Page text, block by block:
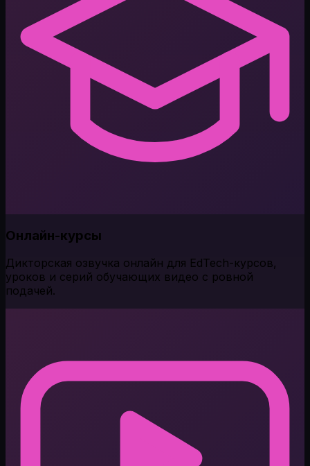
Онлайн-курсы
Дикторская озвучка онлайн для EdTech-курсов,
уроков и серий обучающих видео с ровной
подачей.